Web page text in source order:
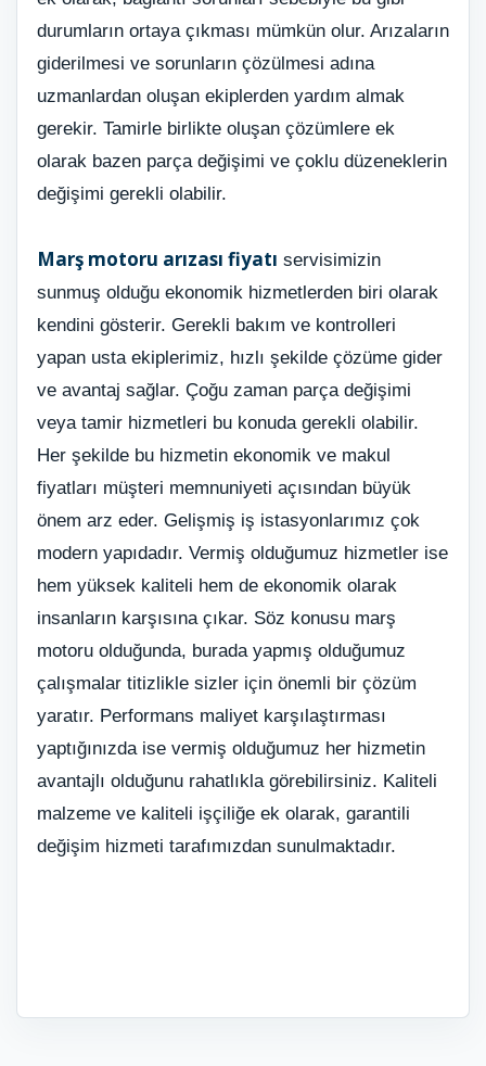
durumların ortaya çıkması mümkün olur. Arızaların
giderilmesi ve sorunların çözülmesi adına
uzmanlardan oluşan ekiplerden yardım almak
gerekir. Tamirle birlikte oluşan çözümlere ek
olarak bazen parça değişimi ve çoklu düzeneklerin
değişimi gerekli olabilir.
Marş motoru arızası fiyatı servisimizin
sunmuş olduğu ekonomik hizmetlerden biri olarak
kendini gösterir. Gerekli bakım ve kontrolleri
yapan usta ekiplerimiz, hızlı şekilde çözüme gider
ve avantaj sağlar. Çoğu zaman parça değişimi
veya tamir hizmetleri bu konuda gerekli olabilir.
Her şekilde bu hizmetin ekonomik ve makul
fiyatları müşteri memnuniyeti açısından büyük
önem arz eder. Gelişmiş iş istasyonlarımız çok
modern yapıdadır. Vermiş olduğumuz hizmetler ise
hem yüksek kaliteli hem de ekonomik olarak
insanların karşısına çıkar. Söz konusu marş
motoru olduğunda, burada yapmış olduğumuz
çalışmalar titizlikle sizler için önemli bir çözüm
yaratır. Performans maliyet karşılaştırması
yaptığınızda ise vermiş olduğumuz her hizmetin
avantajlı olduğunu rahatlıkla görebilirsiniz. Kaliteli
malzeme ve kaliteli işçiliğe ek olarak, garantili
değişim hizmeti tarafımızdan sunulmaktadır.